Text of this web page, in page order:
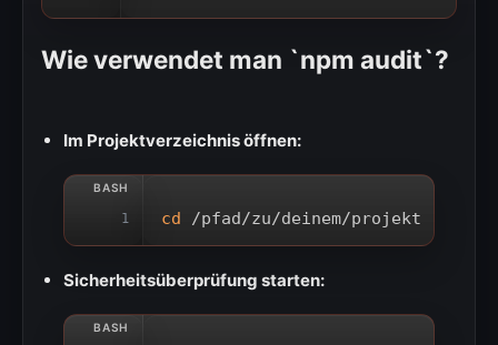
Wie verwendet man `npm audit`?
Im Projektverzeichnis öffnen:
1 cd /pfad/zu/deinem/projekt
Sicherheitsüberprüfung starten: